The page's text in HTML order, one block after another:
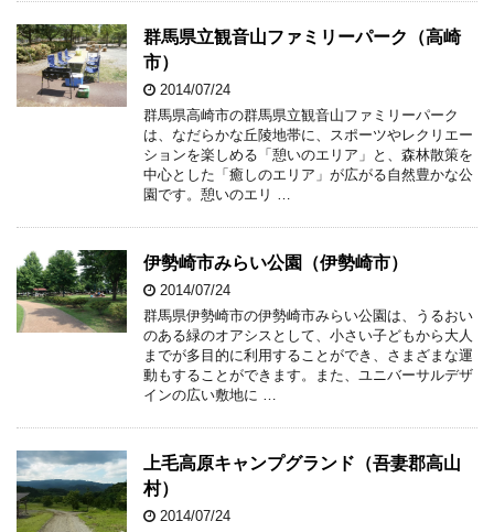
群馬県立観音山ファミリーパーク（高崎
市）
2014/07/24
群馬県高崎市の群馬県立観音山ファミリーパーク
は、なだらかな丘陵地帯に、スポーツやレクリエー
ションを楽しめる「憩いのエリア」と、森林散策を
中心とした「癒しのエリア」が広がる自然豊かな公
園です。憩いのエリ …
伊勢崎市みらい公園（伊勢崎市）
2014/07/24
群馬県伊勢崎市の伊勢崎市みらい公園は、うるおい
のある緑のオアシスとして、小さい子どもから大人
までが多目的に利用することができ、さまざまな運
動もすることができます。また、ユニバーサルデザ
インの広い敷地に …
上毛高原キャンプグランド（吾妻郡高山
村）
2014/07/24